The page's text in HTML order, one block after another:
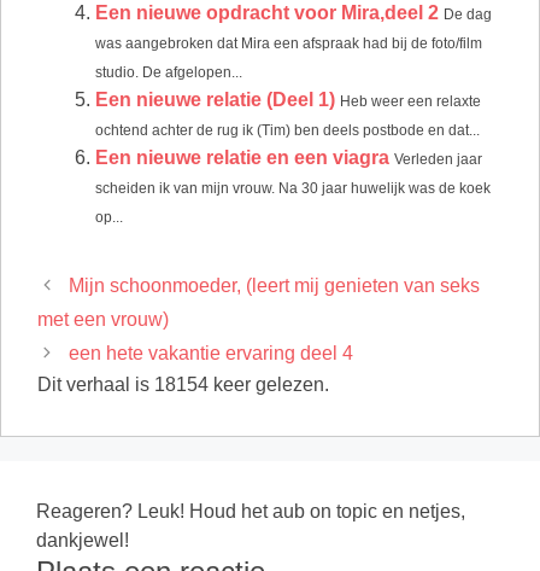
Een nieuwe opdracht voor Mira,deel 2 De dag
was aangebroken dat Mira een afspraak had bij de foto/film
studio. De afgelopen...
Een nieuwe relatie (Deel 1) Heb weer een relaxte
ochtend achter de rug ik (Tim) ben deels postbode en dat...
Een nieuwe relatie en een viagra Verleden jaar
scheiden ik van mijn vrouw. Na 30 jaar huwelijk was de koek
op...
Mijn schoonmoeder, (leert mij genieten van seks
met een vrouw)
een hete vakantie ervaring deel 4
Dit verhaal is 18154 keer gelezen.
Reageren? Leuk! Houd het aub on topic en netjes,
dankjewel!